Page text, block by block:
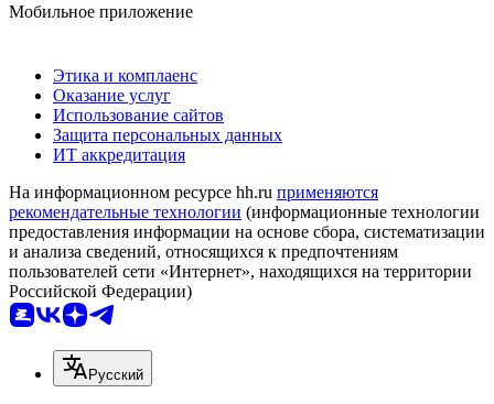
Мобильное приложение
Этика и комплаенс
Оказание услуг
Использование сайтов
Защита персональных данных
ИТ аккредитация
На информационном ресурсе hh.ru применяются
рекомендательные технологии (информационные технологии
предоставления информации на основе сбора, систематизации
и анализа сведений, относящихся к предпочтениям
пользователей сети «Интернет», находящихся на территории
Российской Федерации)
Русский